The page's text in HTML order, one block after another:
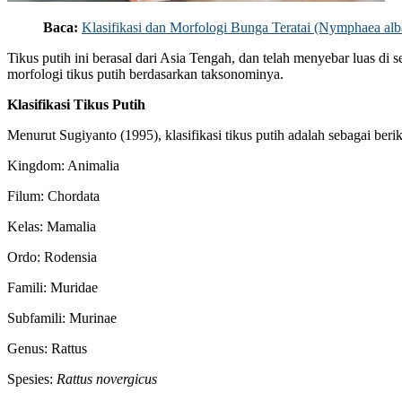
Baca: Klasifikasi dan Morfologi Bunga Teratai (Nymphaea
Tikus putih ini berasal dari Asia Tengah, dan telah menyebar luas di
morfologi tikus putih berdasarkan taksonominya.
Klasifikasi Tikus Putih
Menurut Sugiyanto (1995), klasifikasi tikus putih adalah sebagai
Kingdom: Animalia
Filum: Chordata
Kelas: Mamalia
Ordo: Rodensia
Famili: Muridae
Subfamili: Murinae
Genus: Rattus
Spesies: Rattus novergicus